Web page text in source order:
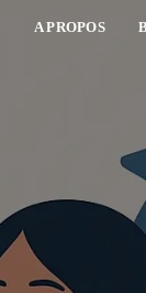
A PROPOS